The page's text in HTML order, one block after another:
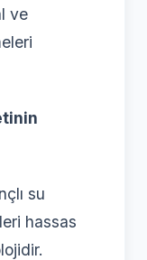
ve
su
hassas